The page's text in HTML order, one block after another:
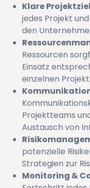
Klare
jedes Projekt
den
Ressourcen
Einsatz
einzelnen
Projektteams
Austausch von
potenzielle
Strategien zur
Monitoring &